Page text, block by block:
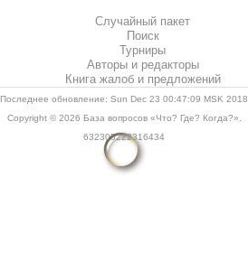
Случайный пакет
Поиск
Турниры
Авторы и редакторы
Книга жалоб и предложений
Последнее обновление: Sun Dec 23 00:47:09 MSK 2018
Copyright © 2026 База вопросов «Что? Где? Когда?».
632305222316434